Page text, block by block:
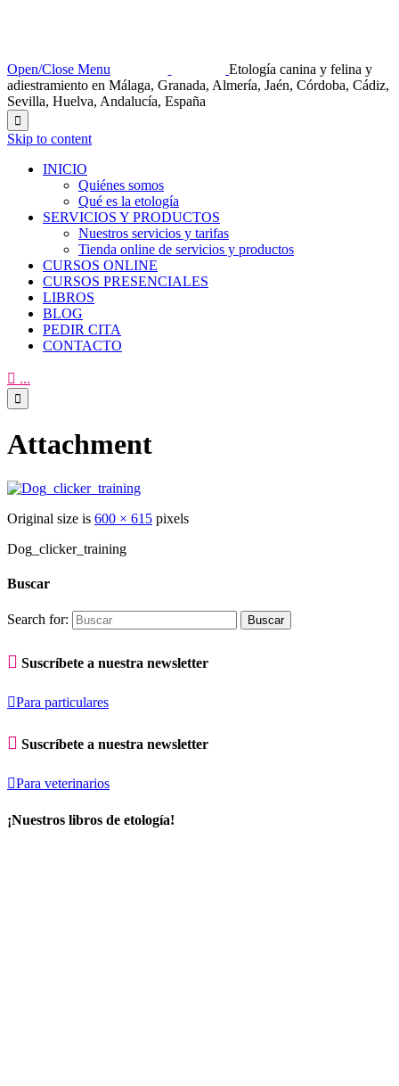
Open/Close Menu
Etología canina y felina y
adiestramiento en Málaga, Granada, Almería, Jaén, Córdoba, Cádiz,
Sevilla, Huelva, Andalucía, España

Skip to content
INICIO
Quiénes somos
Qué es la etología
SERVICIOS Y PRODUCTOS
Nuestros servicios y tarifas
Tienda online de servicios y productos
CURSOS ONLINE
CURSOS PRESENCIALES
LIBROS
BLOG
PEDIR CITA
CONTACTO
 ...

Attachment
Original size is 600 × 615 pixels
Dog_clicker_training
Buscar
Search for:
 Suscríbete a nuestra newsletter
Para particulares
 Suscríbete a nuestra newsletter
Para veterinarios
¡Nuestros libros de etología!